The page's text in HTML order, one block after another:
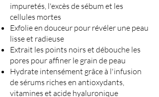
impuretés, l'excès de sébum et les
cellules mortes
Exfolie en douceur pour révéler une peau
lisse et radieuse
Extrait les points noirs et débouche les
pores pour affiner le grain de peau
Hydrate intensément grâce à l'infusion
de sérums riches en antioxydants,
vitamines et acide hyaluronique